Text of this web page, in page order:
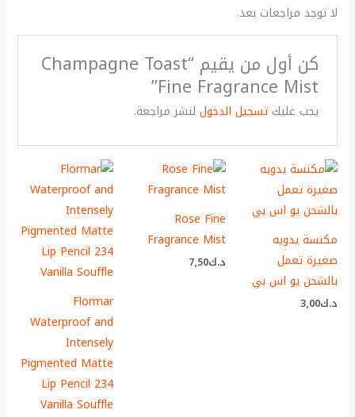
لا توجد مراجعات بعد.
كن أول من يقيم “Champagne Toast
Fine Fragrance Mist”
يجب عليك تسجيل الدخوللنشر مراجعة.
مكنسة يدويه
صغيرة تعمل
بالشحن يو اس بي
د.ك3٫00
Rose Fine
Fragrance Mist
د.ك7٫50
Flormar
Waterproof and
Intensely
Pigmented Matte
Lip Pencil 234
Vanilla Souffle